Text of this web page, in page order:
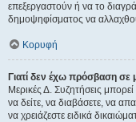
επεξεργαστούν ή να το
δημοψηφίσματος να
Κορυφή
Γιατί δεν έχω πρόσβαση σε
Μερικές Δ. Συζητήσεις
να δείτε, να διαβάσετε, να
να χρειάζεστε ειδικά